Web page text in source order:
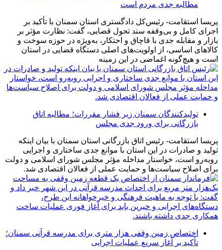
مطالبه جدی مردم است
پریسا استقامت- رئیس‌کل دادگستری استان سمنان با تأکید بر
اجرای کامل و بی‌وقفه سند تحول قضایی، گفت: نظارت مؤثر بر
بازار و مقابله جدی با قاچاق و احتکار، به‌ویژه در حوزه سوخت و
کالاهای اساسی، از اولویت‌های اصلی دستگاه قضایی در استان
است و هیچ‌گونه اغماضی در این زمینه
تولیدکنندگان سمنان زیر فشار مقررات؛ مطالبه اتاق
بازرگانی برای ورود جدی مجلس
پریسا استقامت- رئیس اتاق بازرگانی استان سمنان با بیان اینکه
تولید و صادرات در این استان با موانع جدی ساختاری و اجرایی
روبه‌رو است، خواستار مداخله مؤثر مجلس شورای اسلامی و دولت
برای اصلاح سیاست‌ها و حمایت عملی از فعالان اقتصادی شد.
اختصاص زمین وقفی هزار متری برای مدرسه قرآنی سمنان؛
تأکید بر آغاز سریع عملیات اجرایی